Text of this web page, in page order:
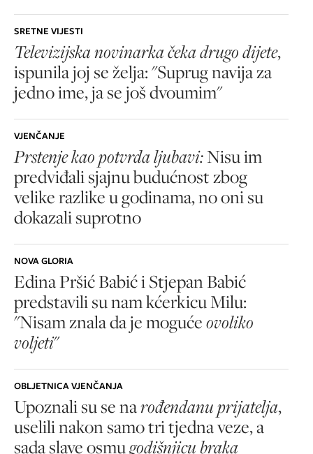
SRETNE VIJESTI
Televizijska novinarka čeka drugo dijete,
ispunila joj se želja: "Suprug navija za
jedno ime, ja se još dvoumim"
VJENČANJE
Prstenje kao potvrda ljubavi:Nisu im
predviđali sjajnu budućnost zbog
velike razlike u godinama, no oni su
dokazali suprotno
NOVA GLORIA
Edina Pršić Babić i Stjepan Babić
predstavili su nam kćerkicu Milu:
"Nisam znala da je mogućeovoliko
voljeti"
OBLJETNICA VJENČANJA
Upoznali su se narođendanu prijatelja,
uselili nakon samo tri tjedna veze, a
sada slave osmugodišnjicu braka